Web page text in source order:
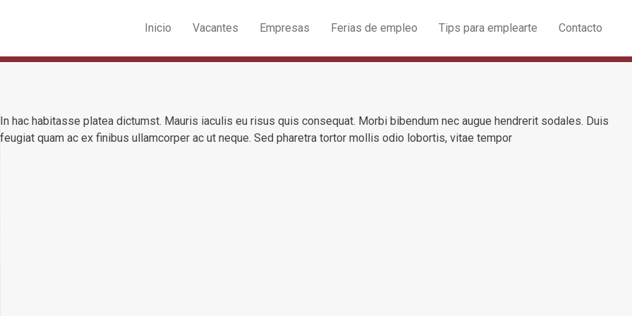
Inicio Vacantes Empresas Ferias de empleo Tips para emplearte Contacto
In hac habitasse platea dictumst. Mauris iaculis eu risus quis consequat. Morbi bibendum nec augue hendrerit sodales. Duis
feugiat quam ac ex finibus ullamcorper ac ut neque. Sed pharetra tortor mollis odio lobortis, vitae tempor